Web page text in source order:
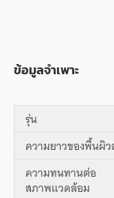
ข้อมูลจำเพาะ
รุ่น
ความยาวของพื้นผิ
ความทนทานต่อ
สภาพแวดล้อม